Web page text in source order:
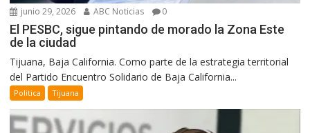
junio 29, 2026 ABC Noticias 0
El PESBC, sigue pintando de morado la Zona Este
de la ciudad
Tijuana, Baja California. Como parte de la estrategia territorial
del Partido Encuentro Solidario de Baja California...
Politica Tijuana